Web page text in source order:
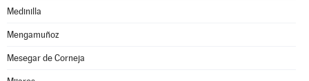
Medinilla
Mengamuñoz
Mesegar de Corneja